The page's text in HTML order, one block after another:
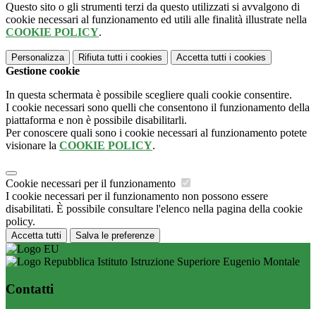
Questo sito o gli strumenti terzi da questo utilizzati si avvalgono di
cookie necessari al funzionamento ed utili alle finalità illustrate nella
COOKIE POLICY.
Personalizza Rifiuta tutti i cookies Accetta tutti i cookies
Gestione cookie
In questa schermata è possibile scegliere quali cookie consentire.
I cookie necessari sono quelli che consentono il funzionamento della
piattaforma e non è possibile disabilitarli.
Per conoscere quali sono i cookie necessari al funzionamento potete
visionare la COOKIE POLICY.
Cookie necessari per il funzionamento
I cookie necessari per il funzionamento non possono essere
disabilitati. È possibile consultare l'elenco nella pagina della cookie
policy.
Accetta tutti Salva le preferenze
Istituto Istruzione Superiore Eugenio Montale
Contatti